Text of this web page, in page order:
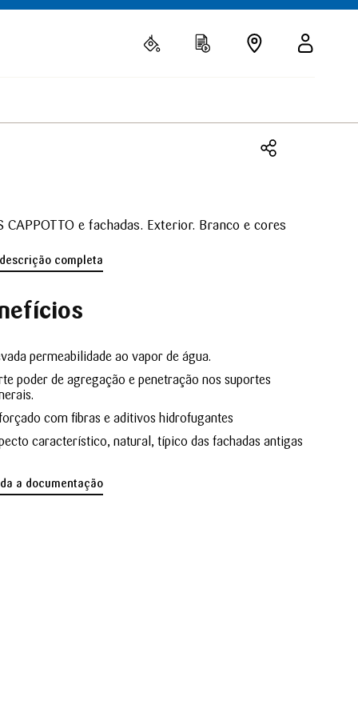
CAPPOTTO e fachadas. Exterior. Branco e cores
completa
permeabilidade ao vapor de água.
poder de agregação e penetração nos suportes
com fibras e aditivos hidrofugantes
característico, natural, típico das fachadas antigas
a documentação